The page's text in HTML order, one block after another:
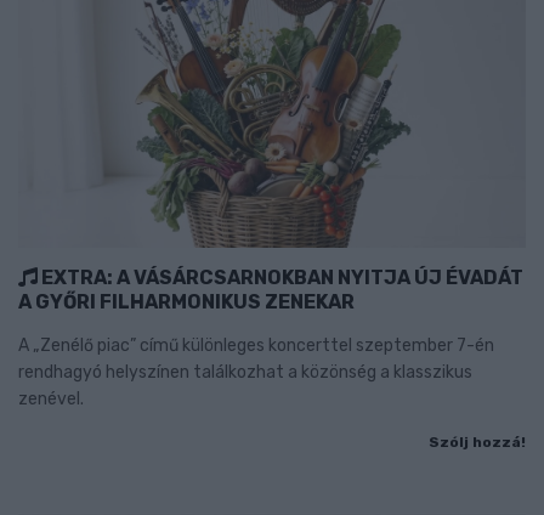
EXTRA: A VÁSÁRCSARNOKBAN NYITJA ÚJ ÉVADÁT
A GYŐRI FILHARMONIKUS ZENEKAR
A „Zenélő piac” című különleges koncerttel szeptember 7-én
rendhagyó helyszínen találkozhat a közönség a klasszikus
zenével.
Szólj hozzá!